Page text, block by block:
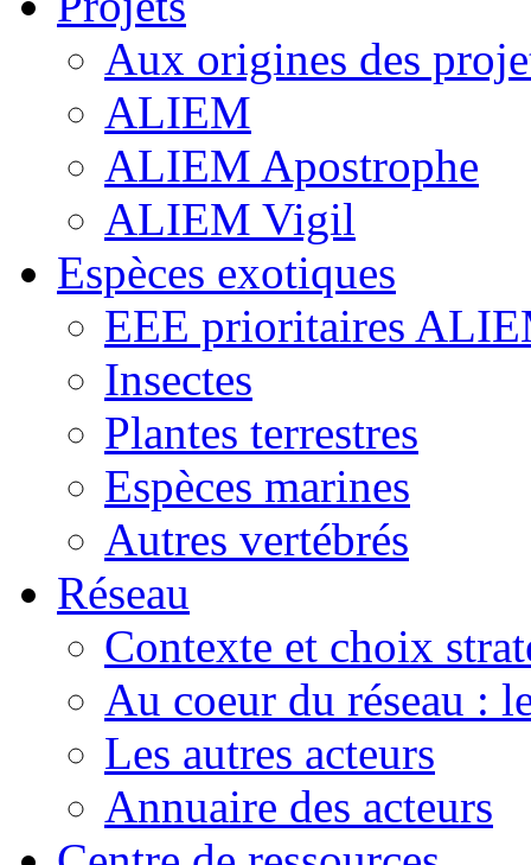
Aux origines des
ALIEM
ALIEM Apostrophe
ALIEM Vigil
Espèces exotiques
EEE prioritaires
Insectes
Plantes terrestres
Espèces marines
Autres vertébrés
Réseau
Contexte et choix
Au coeur du réseau :
Les autres acteurs
Annuaire des acteurs